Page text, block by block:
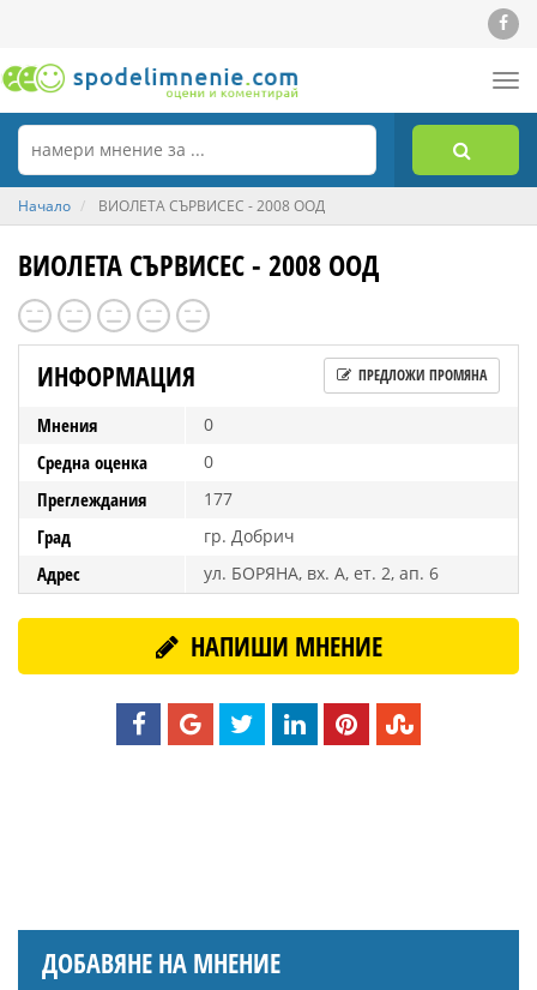
Начало ВИОЛЕТА СЪРВИСЕС - 2008 ООД
ВИОЛЕТА СЪРВИСЕС - 2008 ООД
ИНФОРМАЦИЯ ПРЕДЛОЖИ ПРОМЯНА
Мнения 0
Средна оценка 0
Преглеждания 177
Град гр. Добрич
Адрес ул. БОРЯНА, вх. А, ет. 2, ап. 6
НАПИШИ МНЕНИЕ
ДОБАВЯНЕ НА МНЕНИЕ